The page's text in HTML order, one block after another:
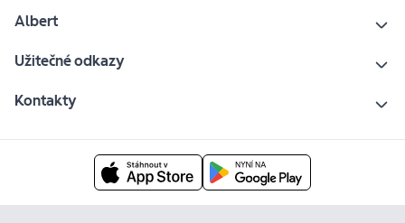
Albert
Užitečné odkazy
Kontakty